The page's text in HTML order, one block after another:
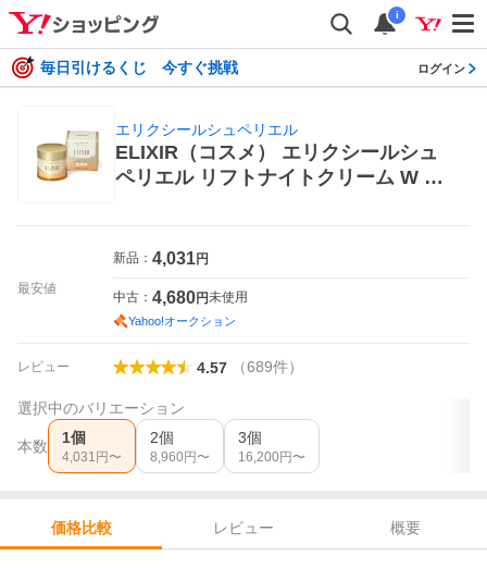
i
毎日引けるくじ 今すぐ挑戦 ログイン
エリクシールシュペリエル
ELIXIR（コスメ） エリクシールシュ
ペリエル リフトナイトクリーム W 40
最安値
新品： 4,031円
中古： 4,680円未使用
Yahoo!オークション
レビュー 4.57 （689件）
選択中のバリエーション
本数 1個
4,031 円〜
2個
8,960 円〜
3個
16,200 円〜
価格比較 レビュー
概要